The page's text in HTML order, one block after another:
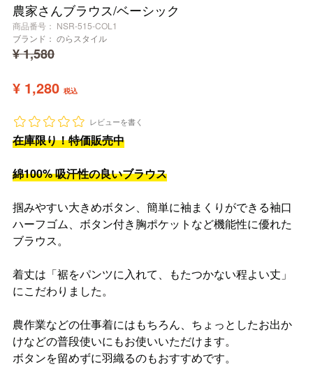
農家さんブラウス/ベーシック
商品番号
NSR-515-COL1
ブランド： のらスタイル
¥1,580
¥ 1,280 税込
レビューを書く
在庫限り！特価販売中
綿100% 吸汗性の良いブラウス
掴みやすい大きめボタン、簡単に袖まくりができる袖口
ハーフゴム、ボタン付き胸ポケットなど機能性に優れた
ブラウス。
着丈は「裾をパンツに入れて、もたつかない程よい丈」
にこだわりました。
農作業などの仕事着にはもちろん、ちょっとしたお出か
けなどの普段使いにもお使いいただけます。
ボタンを留めずに羽織るのもおすすめです。